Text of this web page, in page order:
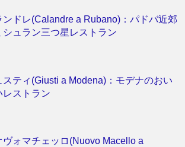
ンドレ(Calandre a Rubano)：パドバ近郊
シュラン三つ星レストラン
スティ(Giusti a Modena)：モデナのおい
レストラン
ヴォマチェッロ(Nuovo Macello a